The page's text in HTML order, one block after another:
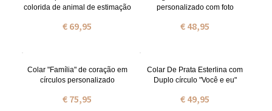
colorida de animal de estimação
€ 69,95
personalizado com foto
€ 48,95
Colar "Família" de coração em
círculos personalizado
€ 75,95
Colar De Prata Esterlina com
Duplo círculo "Você e eu"
€ 49,95